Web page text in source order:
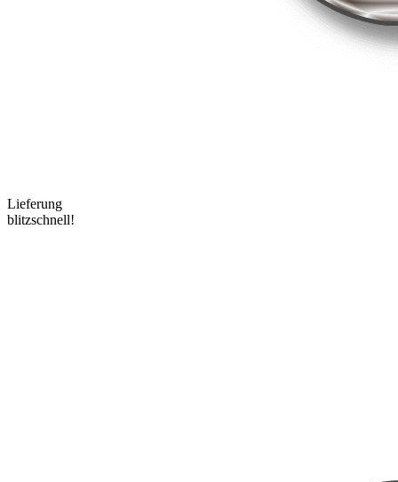
Lieferung
blitzschnell!